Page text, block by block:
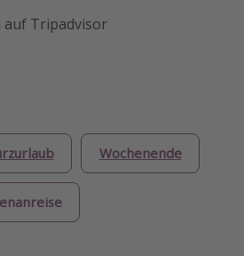
auf Tripadvisor
Wochenende